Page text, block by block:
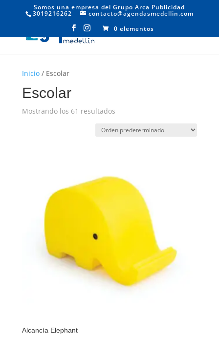
Somos una empresa del Grupo Arca Publicidad
3019216262
contacto@agendasmedellin.com
0 elementos
Inicio/ Escolar
Escolar
Mostrando los 61 resultados
Alcancía Elephant